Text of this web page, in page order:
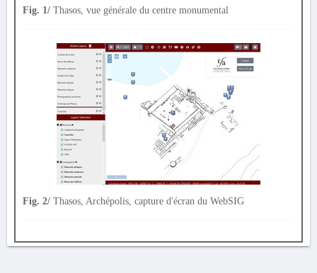
Fig. 1/ Thasos, vue générale du centre monumental
Fig. 2/ Thasos, Archépolis, capture d'écran du WebSIG